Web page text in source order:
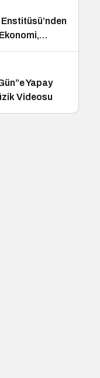
ve Hukuk
Yapay
Videosu